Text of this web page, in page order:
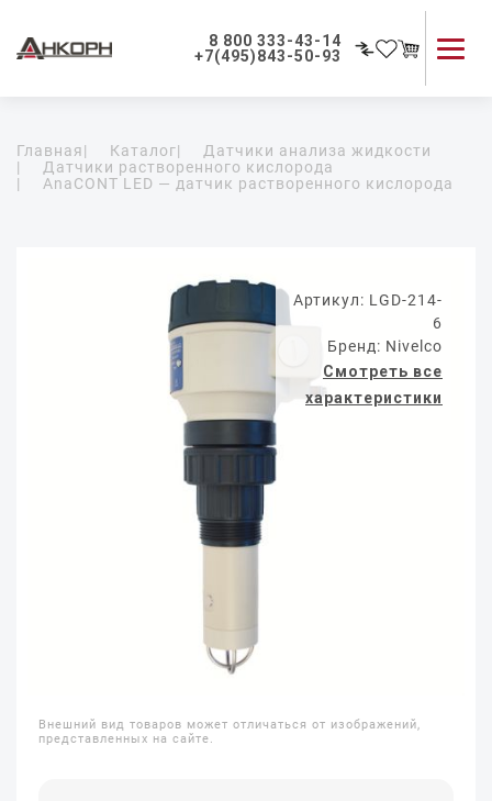
8 800 333-43-14
+7(495)843-50-93
Применение приборов
Как мы работаем
Главная| Каталог|
Датчики анализа жидкости
|
Датчики растворенного кислорода
|
AnaCONT LED — датчик растворенного кислорода
Артикул: LGD-214-
6
Бренд: Nivelco
Смотреть все
характеристики
Внешний вид товаров может отличаться от изображений,
представленных на сайте.